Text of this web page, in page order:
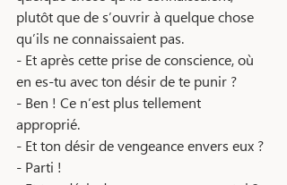
plutôt que de s’ouvrir à quelque chose
qu’ils ne connaissaient pas.
- Et après cette prise de conscience, où
en es-tu avec ton désir de te punir ?
- Ben ! Ce n’est plus tellement
approprié.
- Et ton désir de vengeance envers eux ?
- Parti !